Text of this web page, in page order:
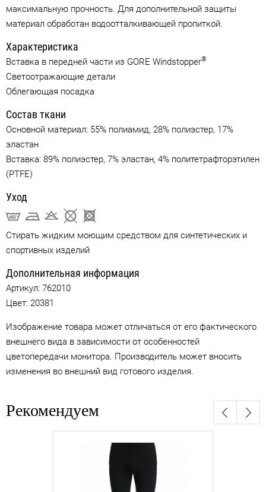
максимальную прочность. Для дополнительной защиты
материал обработан водоотталкивающей пропиткой.
Характеристика
Вставка в передней части из GORE Windstopper®
Светоотражающие детали
Облегающая посадка
Состав ткани
Основной материал: 55% полиамид, 28% полиэстер, 17%
эластан
Вставка: 89% полиэстер, 7% эластан, 4% политетрафторэтилен
(PTFE)
Уход
Стирать жидким моющим средством для синтетических и
спортивных изделий
Дополнительная информация
Артикул: 762010
Цвет: 20381
Изображение товара может отличаться от его фактического
внешнего вида в зависимости от особенностей
цветопередачи монитора. Производитель может вносить
изменения во внешний вид готового изделия.
Рекомендуем